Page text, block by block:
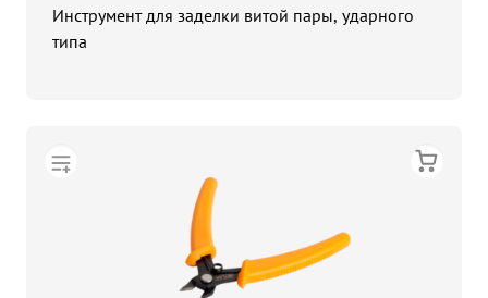
Инструмент для заделки витой пары, ударного
типа